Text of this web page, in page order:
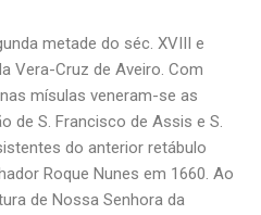
metade do séc. XVIII e
Vera-Cruz de Aveiro. Com
mísulas veneram-se as
de S. Francisco de Assis e S.
do anterior retábulo
Roque Nunes em 1660. Ao
de Nossa Senhora da